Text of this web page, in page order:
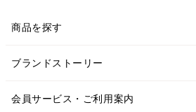
商品を探す
ブランドストーリー
会員サービス・ご利用案内